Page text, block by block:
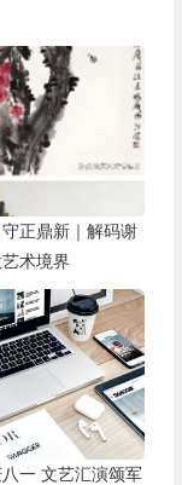
正鼎新｜解码谢
术境界
一 文艺汇演颂军